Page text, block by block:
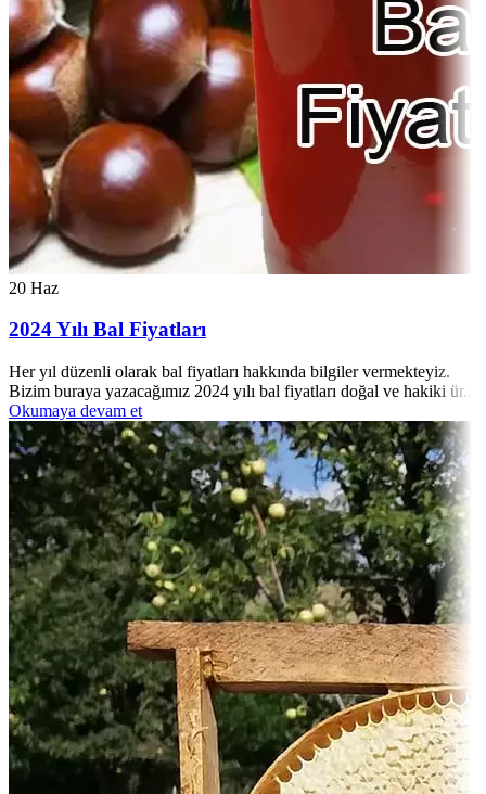
20 Haz
2024 Yılı Bal Fiyatları
Her yıl düzenli olarak bal fiyatları hakkında bilgiler vermekteyiz.
Bizim buraya yazacağımız 2024 yılı bal fiyatları doğal ve hakiki ür...
Okumaya devam et